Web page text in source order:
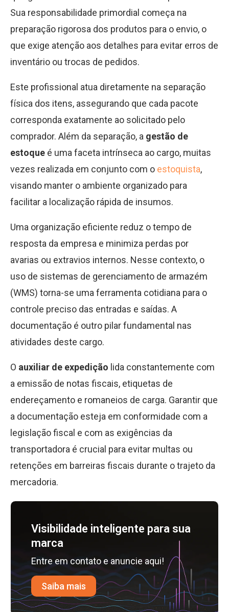
Sua responsabilidade primordial começa na
preparação rigorosa dos produtos para o envio, o
que exige atenção aos detalhes para evitar erros de
inventário ou trocas de pedidos.
Este profissional atua diretamente na separação
física dos itens, assegurando que cada pacote
corresponda exatamente ao solicitado pelo
comprador. Além da separação, a gestão de
estoque é uma faceta intrínseca ao cargo, muitas
vezes realizada em conjunto com o estoquista,
visando manter o ambiente organizado para
facilitar a localização rápida de insumos.
Uma organização eficiente reduz o tempo de
resposta da empresa e minimiza perdas por
avarias ou extravios internos. Nesse contexto, o
uso de sistemas de gerenciamento de armazém
(WMS) torna-se uma ferramenta cotidiana para o
controle preciso das entradas e saídas. A
documentação é outro pilar fundamental nas
atividades deste cargo.
O auxiliar de expedição lida constantemente com
a emissão de notas fiscais, etiquetas de
endereçamento e romaneios de carga. Garantir que
a documentação esteja em conformidade com a
legislação fiscal e com as exigências da
transportadora é crucial para evitar multas ou
retenções em barreiras fiscais durante o trajeto da
mercadoria.
Visibilidade inteligente para sua
marca
Entre em contato e anuncie aqui!
Saiba mais